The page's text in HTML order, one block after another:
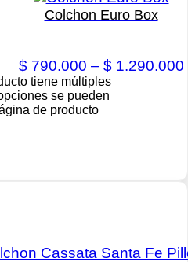
Colchon Euro Box
$790.000 – $1.290.000
tiene múltiples
se pueden
de producto